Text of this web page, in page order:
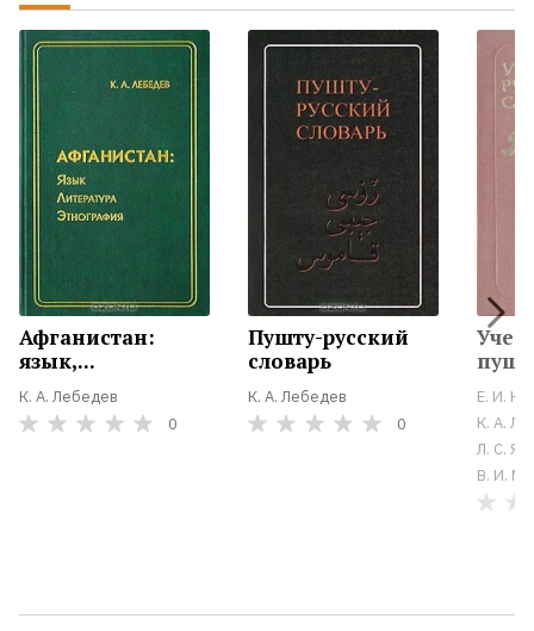
Экранизации
Коллекции
Афганистан:
язык,...
К. А. Лебедев
0
Пушту-русский
словарь
К. А. Лебедев
0
Е. И.
К. А.
Л. С.
В. И.